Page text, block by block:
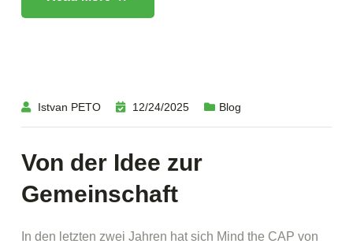
Istvan PETO 12/24/2025 Blog
Von der Idee zur
Gemeinschaft
In den letzten zwei Jahren hat sich Mind the CAP von